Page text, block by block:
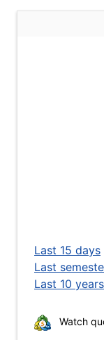
Last 15 days
Last
Last 10 years
Watch